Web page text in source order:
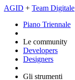
AGID + Team Digitale
Piano Triennale
Le community
Developers
Designers
Gli strumenti